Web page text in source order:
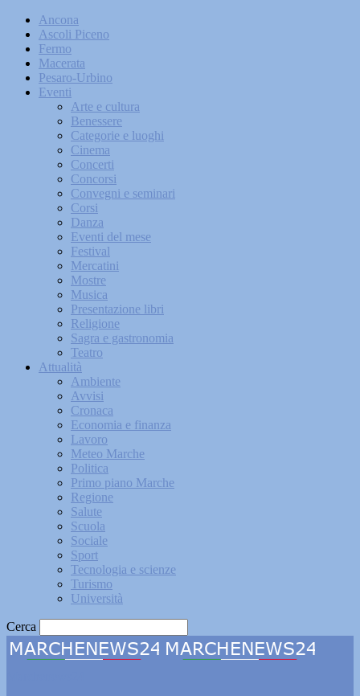
Ancona
Ascoli Piceno
Fermo
Macerata
Pesaro-Urbino
Eventi
Arte e cultura
Benessere
Categorie e luoghi
Cinema
Concerti
Concorsi
Convegni e seminari
Corsi
Danza
Eventi del mese
Festival
Mercatini
Mostre
Musica
Presentazione libri
Religione
Sagra e gastronomia
Teatro
Attualità
Ambiente
Avvisi
Cronaca
Economia e finanza
Lavoro
Meteo Marche
Politica
Primo piano Marche
Regione
Salute
Scuola
Sociale
Sport
Tecnologia e scienze
Turismo
Università
Cerca